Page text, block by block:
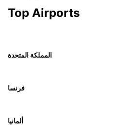
Top Airports
المملكة المتحدة
فرنسا
ألمانيا